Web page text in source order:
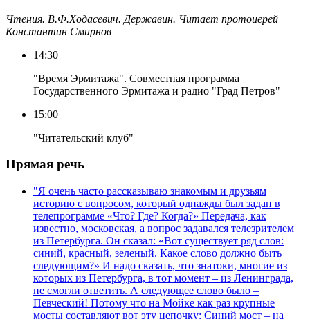
Чтения. В.Ф.Ходасевич. Державин. Читает протоиерей
Константин Смирнов
14:30
"Время Эрмитажа". Совместная программа
Государственного Эрмитажа и радио "Град Петров"
15:00
"Читательский клуб"
Прямая речь
"Я очень часто рассказываю знакомым и друзьям
историю с вопросом, который однажды был задан в
телепрограмме «Что? Где? Когда?» Передача, как
известно, московская, а вопрос задавался телезрителем
из Петербурга. Он сказал: «Вот существует ряд слов:
синий, красный, зеленый. Какое слово должно быть
следующим?» И надо сказать, что знатоки, многие из
которых из Петербурга, в тот момент – из Ленинграда,
не смогли ответить. А следующее слово было –
Певческий! Потому что на Мойке как раз крупные
мосты составляют вот эту цепочку: Синий мост – на